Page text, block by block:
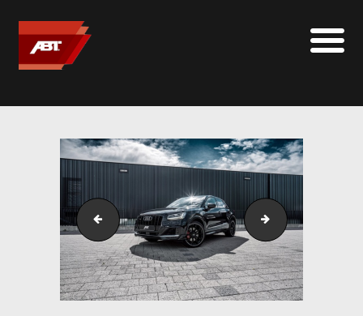
ABT SPORTSLINE FRANCE
MARQUES
LE SUR-MESURE
ABT
Audi_ A4 Avant_Side